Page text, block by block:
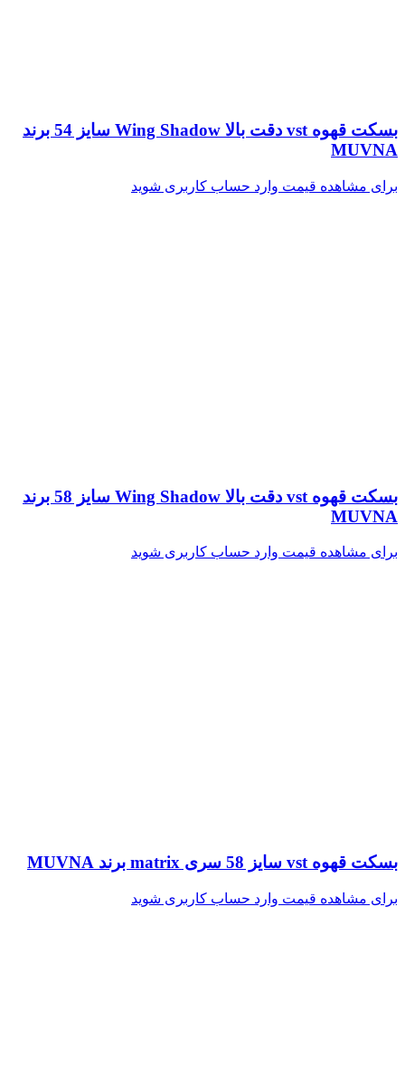
بسکت قهوه vst دقت بالا Wing Shadow سایز 54 برند
MUVNA
برای مشاهده قیمت وارد حساب کاربری شوید
بسکت قهوه vst دقت بالا Wing Shadow سایز 58 برند
MUVNA
برای مشاهده قیمت وارد حساب کاربری شوید
بسکت قهوه vst سایز 58 سری matrix برند MUVNA
برای مشاهده قیمت وارد حساب کاربری شوید